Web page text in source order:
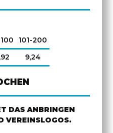
101-200
9,24
DAS ANBRINGEN
VEREINSLOGOS.